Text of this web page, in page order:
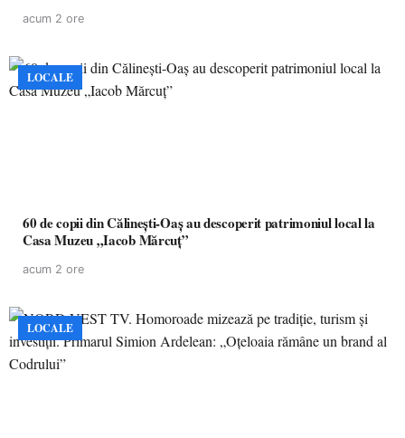
acum 2 ore
LOCALE
60 de copii din Călinești-Oaș au descoperit patrimoniul local la
Casa Muzeu „Iacob Mărcuț”
acum 2 ore
LOCALE